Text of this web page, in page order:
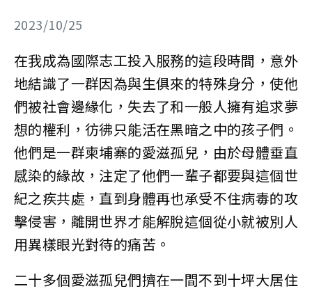
2023/10/25
在我成為國際志工投入服務的這段時間，意外
地結識了一群因為與生俱來的特殊身分，使他
們被社會邊緣化，失去了和一般人擁有追求夢
想的權利，彷彿只能活在黑暗之中的孩子們。
他們是一群柬埔寨的愛滋孤兒，由於母體垂直
感染的緣故，注定了他們一輩子都要與這個世
紀之疾共處，直到身體再也承受不住病毒的攻
擊侵害，離開世界才能解脫這個從小就被別人
用異樣眼光對待的痛苦。
二十多個愛滋孤兒們擠在一間不到十坪大居住